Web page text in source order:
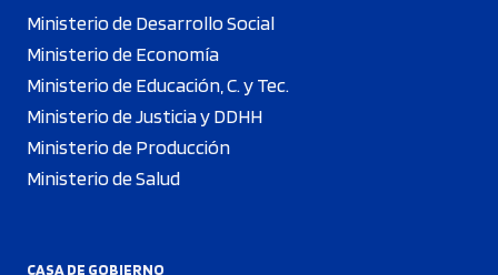
Ministerio de Desarrollo Social
Ministerio de Economía
Ministerio de Educación, C. y Tec.
Ministerio de Justicia y DDHH
Ministerio de Producción
Ministerio de Salud
CASA DE GOBIERNO